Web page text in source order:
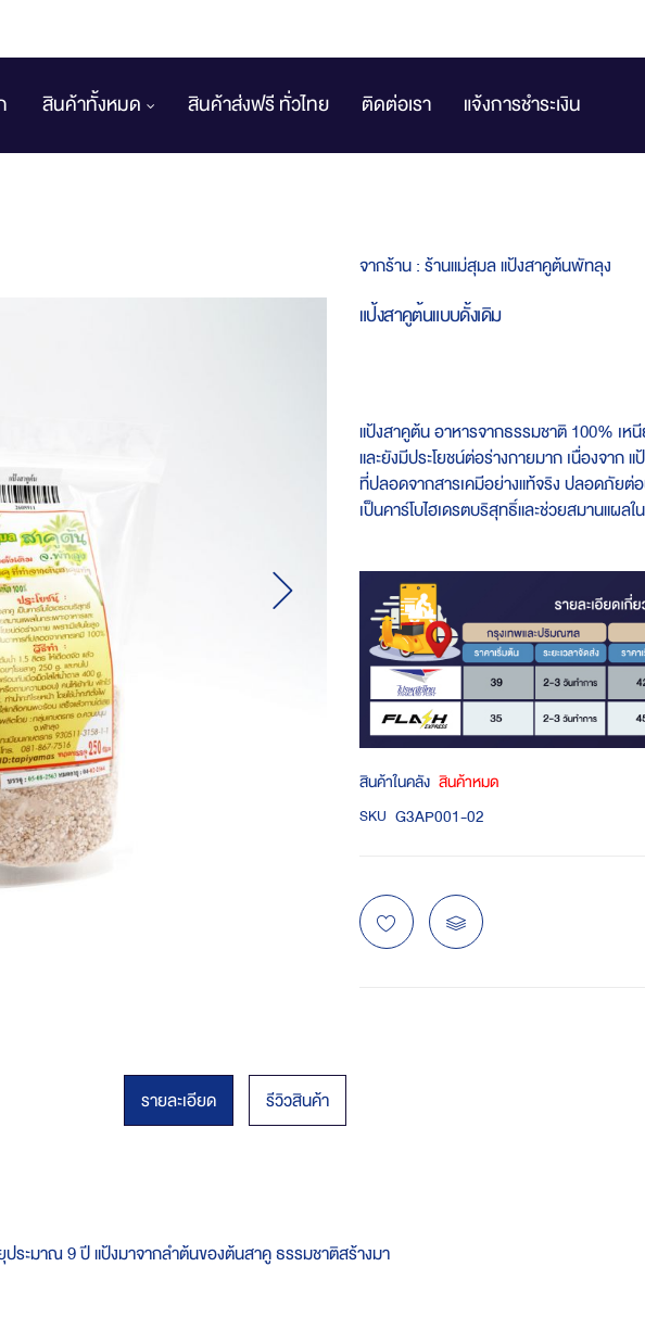
สินค้าทั้งหมด สินค้าส่งฟรี ทั่วไทย ติดต่อเรา แจ้งการชำระเงิน
จากร้าน :ร้านแม่สุมล แป้งสาคูต้นพัทลุง
แป้งสาคูต้นแบบดั้งเดิม
แป้งสาคูต้น อาหารจากธรรมชาติ 100% เ
และยังมีประโยชน์ต่อร่างกายมาก เนื่องจาก แ
ที่ปลอดจากสารเคมีอย่างแท้จริง ปลอดภัยต่
เป็นคาร์โบไฮเดรตบริสุทธิ์และช่วยสมานแผลใ
สินค้าในคลัง สินค้าหมด
SKU G3AP001-02
รายละเอียด
ะมาณ 9 ปี แป้งมาจากลำต้นของต้นสาคู ธรรมชาติสร้างมา
รีวิวสินค้า